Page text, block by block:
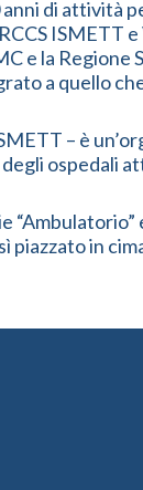
di attività
ISMETT
e la
a quello
– è
ospedali
in